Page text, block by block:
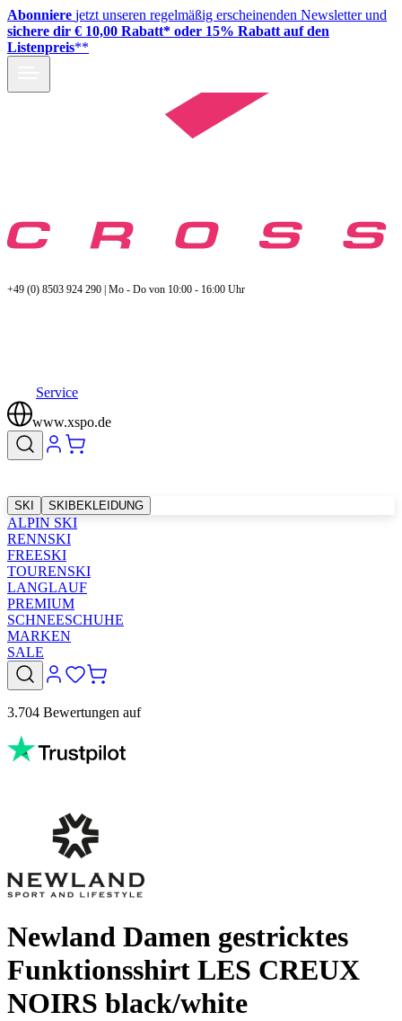
Abonniere jetzt unseren regelmäßig erscheinenden Newsletter und
sichere dir € 10,00 Rabatt* oder 15% Rabatt auf den
Listenpreis**
+49 (0) 8503 924 290 | Mo - Do von 10:00 - 16:00 Uhr
Service
www.xspo.de
SKI SKIBEKLEIDUNG
ALPIN SKI
RENNSKI
FREESKI
TOURENSKI
LANGLAUF
PREMIUM
SCHNEESCHUHE
MARKEN
SALE
3.704 Bewertungen auf
Newland Damen gestricktes
Funktionsshirt LES CREUX
NOIRS black/white